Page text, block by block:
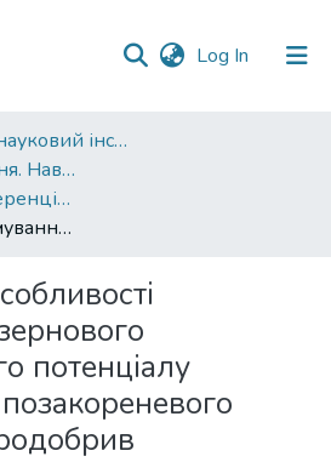
Log In (current)
Навчально-науковий інститут агротехнологій, селекції та екології
Друковані видання. Навчально-науковий інститут агротехнологій, селекції та екології
Статті, тези конференцій. Навчально-науковий інститут агротехнологій, селекції та екології
Особливості формування зернового продуктивного потенціалу кукурудзи за позакореневого внесення мікродобрив
потенціалу